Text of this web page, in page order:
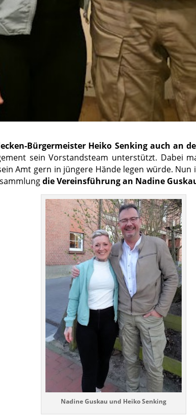
Bürgermeister Heiko Senking auch an
sein Vorstandsteam unterstützt. Dabei
Amt gern in jüngere Hände legen würde.
die Vereinsführung an Nadine
Nadine Guskau und Heiko Senking